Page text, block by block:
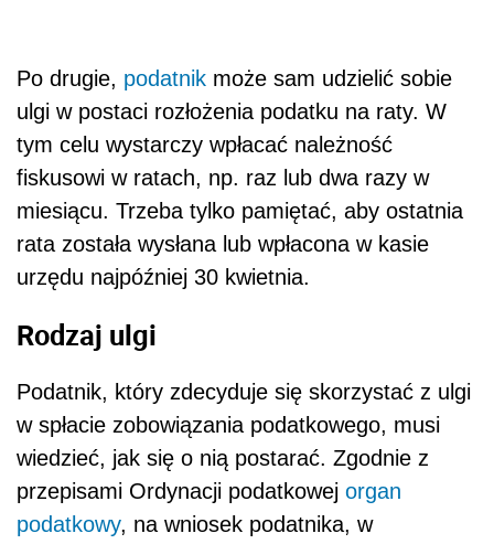
Po drugie, podatnik może sam udzielić sobie
ulgi w postaci rozłożenia podatku na raty. W
tym celu wystarczy wpłacać należność
fiskusowi w ratach, np. raz lub dwa razy w
miesiącu. Trzeba tylko pamiętać, aby ostatnia
rata została wysłana lub wpłacona w kasie
urzędu najpóźniej 30 kwietnia.
Rodzaj ulgi
Podatnik, który zdecyduje się skorzystać z ulgi
w spłacie zobowiązania podatkowego, musi
wiedzieć, jak się o nią postarać. Zgodnie z
przepisami Ordynacji podatkowej organ
podatkowy, na wniosek podatnika, w